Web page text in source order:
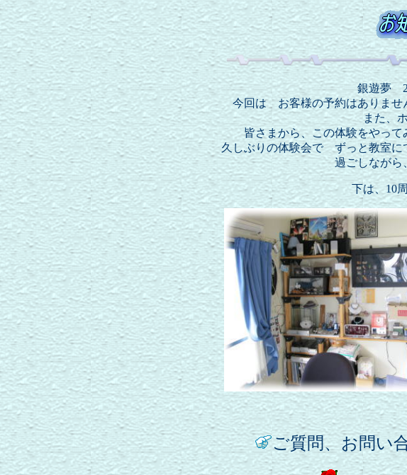
銀遊夢
今回は お客様の予約はありませ
また、
皆さまから、この体験をやっ
久しぶりの体験会で ずっと教室に
過ごしながら
下は、10
ご質問、お問い